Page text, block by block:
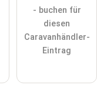
- buchen für
diesen
Caravanhändler-
Eintrag